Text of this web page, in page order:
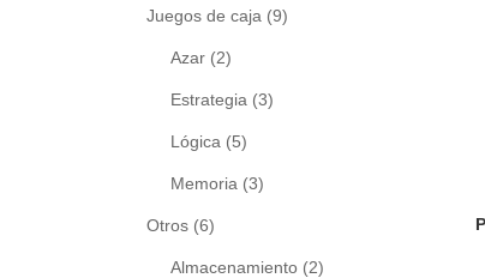
Juegos de caja (9)
Azar (2)
Estrategia (3)
Lógica (5)
Memoria (3)
Otros (6)
Almacenamiento (2)